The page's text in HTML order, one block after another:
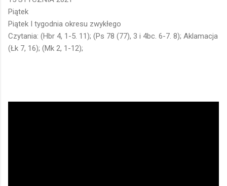
Piątek
Piątek I tygodnia okresu zwykłego
Czytania: (Hbr 4, 1-5. 11); (Ps 78 (77), 3 i 4bc. 6-7. 8); Aklamacja
(Łk 7, 16); (Mk 2, 1-12);